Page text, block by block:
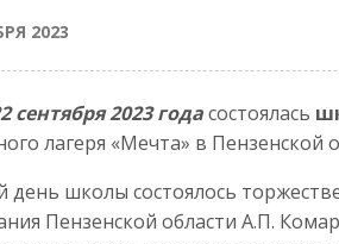
2023
сентября 2023 годасостоялась
лагеря «Мечта» в Пензенской
день школы состоялось
Пензенской области А.П.